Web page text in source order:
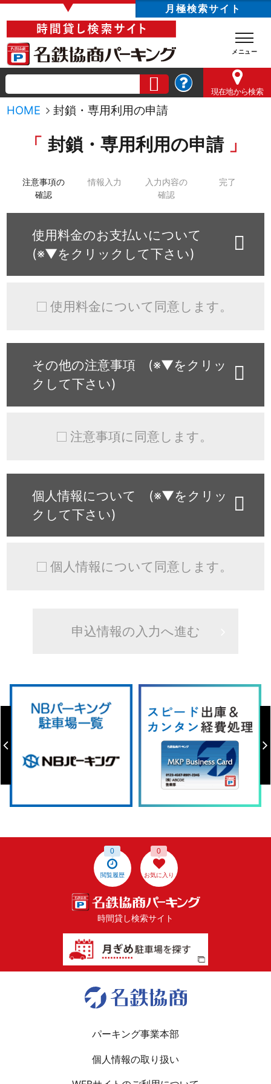
▼ 月極検索サイト
現在地から検索
HOME 封鎖・専用利用の申請
封鎖・専用利用の申請
注意事項の
確認
情報入力
入力内容の
確認
完了
使用料金のお支払いについて
(※▼をクリックして下さい)
使用料金について同意します。
その他の注意事項 (※▼をクリッ
クして下さい)
注意事項に同意します。
個人情報について (※▼をクリッ
クして下さい)
個人情報について同意します。
閲覧履歴
0
お気に入り
0
時間貸し検索サイト
パーキング事業本部
個人情報の取り扱い